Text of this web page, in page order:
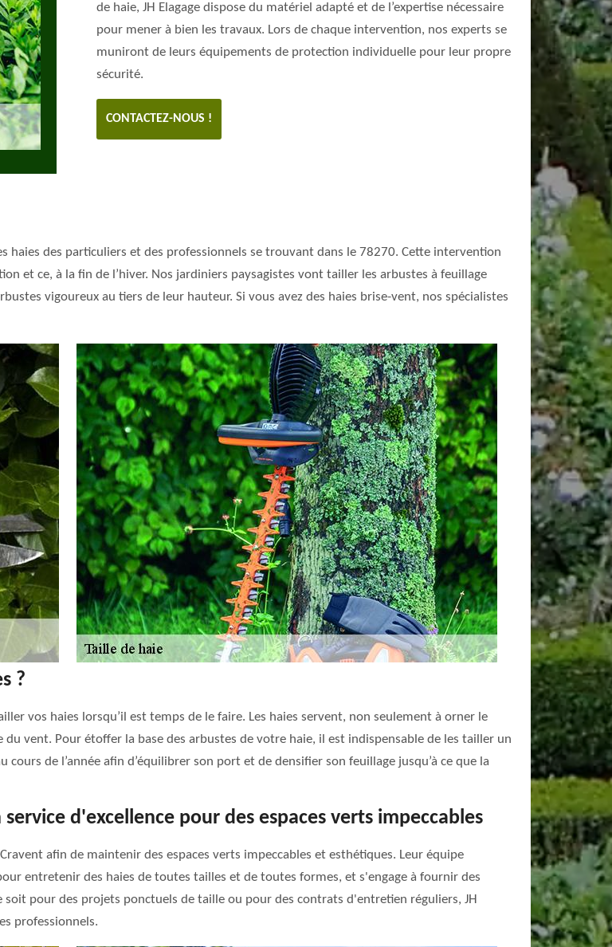
de haie, JH Elagage dispose du matériel adapté et de l’expertise nécessaire
pour mener à bien les travaux. Lors de chaque intervention, nos experts se
muniront de leurs équipements de protection individuelle pour leur propre
sécurité.
CONTACTEZ-NOUS !
haies des particuliers et des professionnels se trouvant dans le 78270. Cette intervention
et ce, à la fin de l’hiver. Nos jardiniers paysagistes vont tailler les arbustes à feuillage
vigoureux au tiers de leur hauteur. Si vous avez des haies brise-vent, nos spécialistes
?
vos haies lorsqu’il est temps de le faire. Les haies servent, non seulement à orner le
vent. Pour étoffer la base des arbustes de votre haie, il est indispensable de les tailler un
de l’année afin d’équilibrer son port et de densifier son feuillage jusqu’à ce que la
d'excellence pour des espaces verts impeccables
afin de maintenir des espaces verts impeccables et esthétiques. Leur équipe
entretenir des haies de toutes tailles et de toutes formes, et s'engage à fournir des
pour des projets ponctuels de taille ou pour des contrats d'entretien réguliers, JH
professionnels.